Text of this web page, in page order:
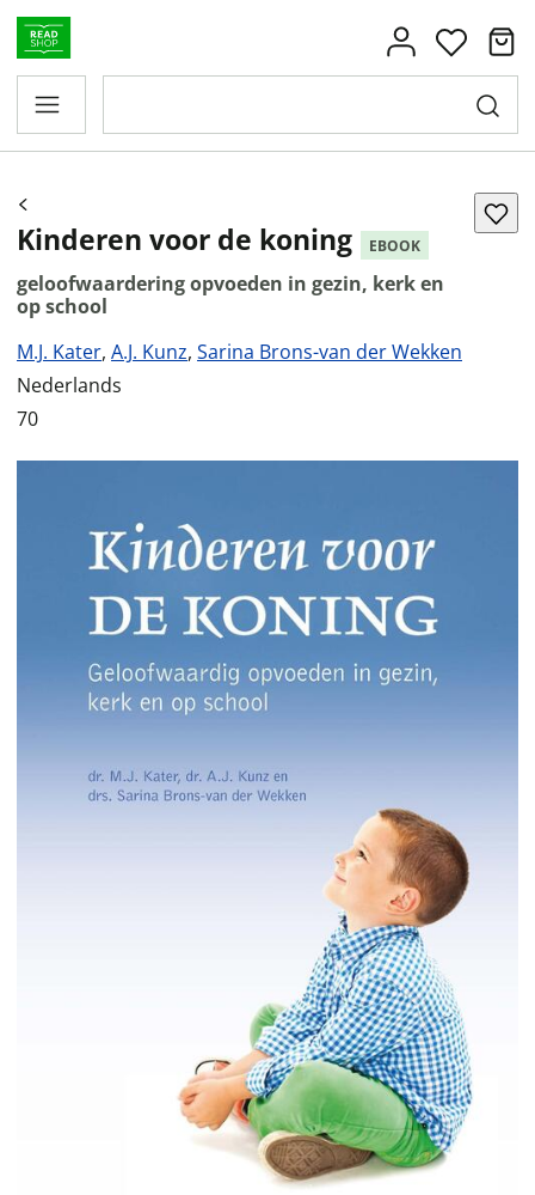
Kinderen voor de koning EBOOK
geloofwaardering opvoeden in gezin, kerk en
op school
M.J. Kater, A.J. Kunz, Sarina Brons-van der Wekken
Nederlands
70